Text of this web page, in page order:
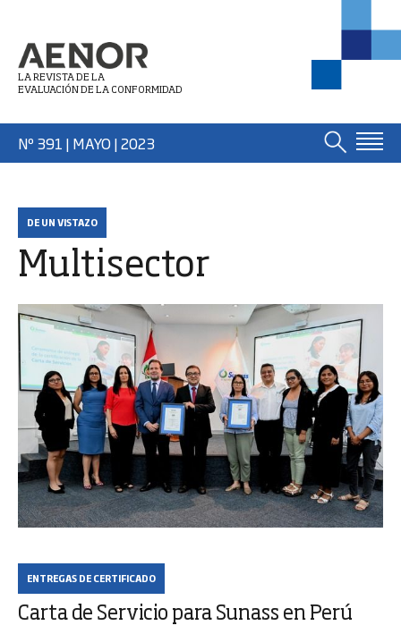
LA REVISTA DE LA
EVALUACIÓN DE LA CONFORMIDAD
Nº 391 | MAYO| 2023
DE UN VISTAZO
Multisector
ENTREGAS DE CERTIFICADO
Carta de Servicio para Sunass en Perú